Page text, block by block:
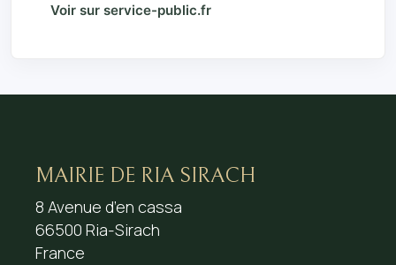
Voir sur service-public.fr
MAIRIE DE RIA SIRACH
8 Avenue d’en cassa
66500 Ria-Sirach
France